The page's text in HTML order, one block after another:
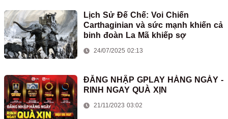
Lịch Sử Đế Chế: Voi Chiến
Carthaginian và sức mạnh khiến cả
binh đoàn La Mã khiếp sợ
24/07/2025 02:13
ĐĂNG NHẬP GPLAY HÀNG NGÀY -
RINH NGAY QUÀ XỊN
21/11/2023 03:02